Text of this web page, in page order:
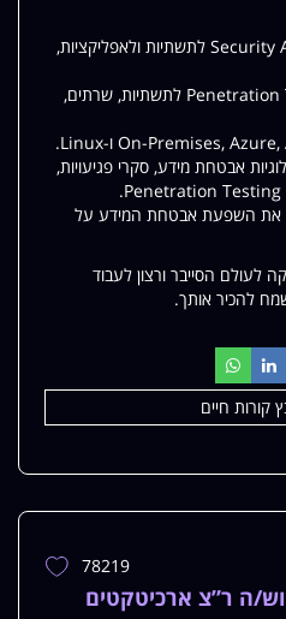
ניסיון בביצוע Security Assessments לתשתיות ולאפליקציות,
ניסיון מעשי בביצוע Penetration Testing לתשתיות, שרתים,
אבטחת מידע, סקרי פגיעויות,
את השפעת אבטחת המידע על
לעולם הסייבר ורצון לעבוד
להכיר אותך.
קורות חיים
הוספת
78219
ה ר”צ ארכיטקטים